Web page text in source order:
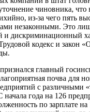
чиновника, что
из-за чего пять
незаконными. Это
и дискриминационный
кодекс и закон
главный
почва для
с различными
начала года на 126
по зарплате